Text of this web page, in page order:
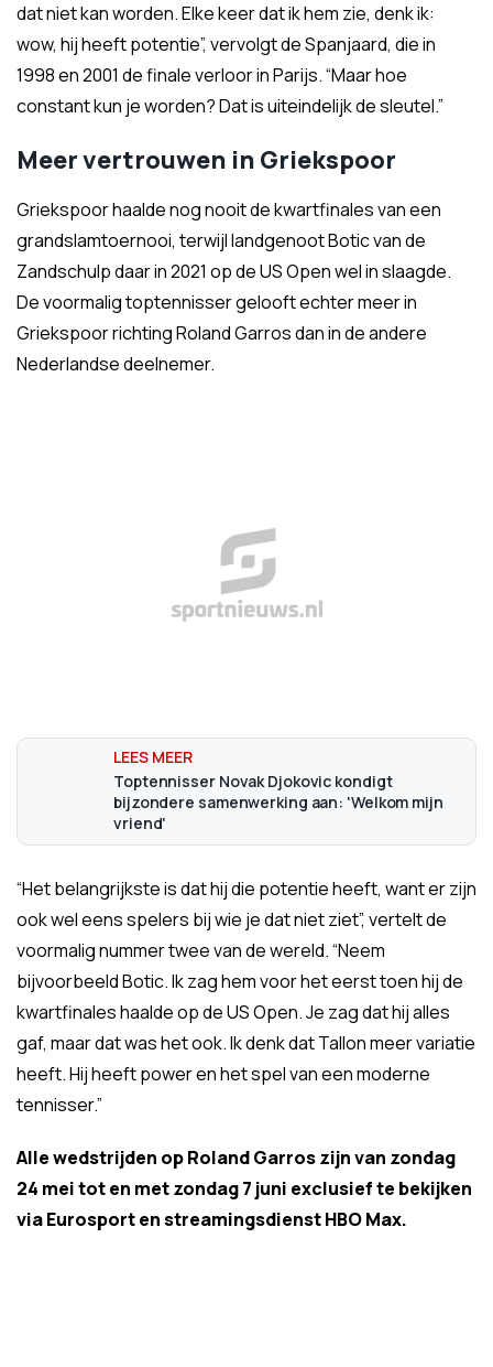
dat niet kan worden. Elke keer dat ik hem zie, denk ik:
wow, hij heeft potentie”, vervolgt de Spanjaard, die in
1998 en 2001 de finale verloor in Parijs. “Maar hoe
constant kun je worden? Dat is uiteindelijk de sleutel.”
Meer vertrouwen in Griekspoor
Griekspoor haalde nog nooit de kwartfinales van een
grandslamtoernooi, terwijl landgenoot Botic van de
Zandschulp daar in 2021 op de US Open wel in slaagde.
De voormalig toptennisser gelooft echter meer in
Griekspoor richting Roland Garros dan in de andere
Nederlandse deelnemer.
Toptennisser Novak Djokovic kondigt
bijzondere samenwerking aan: 'Welkom mijn
vriend'
“Het belangrijkste is dat hij die potentie heeft, want er zijn
ook wel eens spelers bij wie je dat niet ziet”, vertelt de
voormalig nummer twee van de wereld. “Neem
bijvoorbeeld Botic. Ik zag hem voor het eerst toen hij de
kwartfinales haalde op de US Open. Je zag dat hij alles
gaf, maar dat was het ook. Ik denk dat Tallon meer variatie
heeft. Hij heeft power en het spel van een moderne
tennisser.”
Alle wedstrijden op Roland Garros zijn van zondag
24 mei tot en met zondag 7 juni exclusief te bekijken
via Eurosport en streamingsdienst HBO Max.